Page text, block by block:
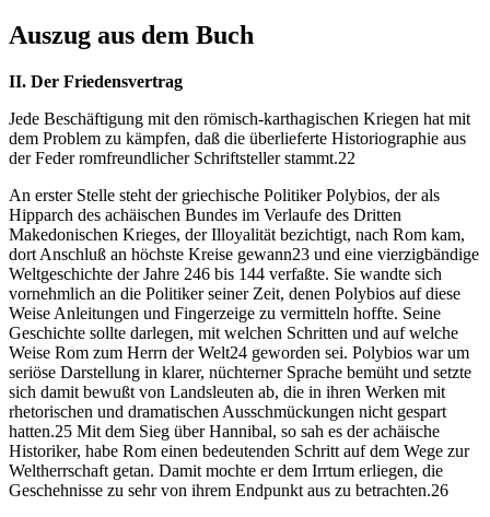
Auszug aus dem Buch
II. Der Friedensvertrag
Jede Beschäftigung mit den römisch-karthagischen Kriegen hat mit
dem Problem zu kämpfen, daß die überlieferte Historiographie aus
der Feder romfreundlicher Schriftsteller stammt.22
An erster Stelle steht der griechische Politiker Polybios, der als
Hipparch des achäischen Bundes im Verlaufe des Dritten
Makedonischen Krieges, der Illoyalität bezichtigt, nach Rom kam,
dort Anschluß an höchste Kreise gewann23 und eine vierzigbändige
Weltgeschichte der Jahre 246 bis 144 verfaßte. Sie wandte sich
vornehmlich an die Politiker seiner Zeit, denen Polybios auf diese
Weise Anleitungen und Fingerzeige zu vermitteln hoffte. Seine
Geschichte sollte darlegen, mit welchen Schritten und auf welche
Weise Rom zum Herrn der Welt24 geworden sei. Polybios war um
seriöse Darstellung in klarer, nüchterner Sprache bemüht und setzte
sich damit bewußt von Landsleuten ab, die in ihren Werken mit
rhetorischen und dramatischen Ausschmückungen nicht gespart
hatten.25 Mit dem Sieg über Hannibal, so sah es der achäische
Historiker, habe Rom einen bedeutenden Schritt auf dem Wege zur
Weltherrschaft getan. Damit mochte er dem Irrtum erliegen, die
Geschehnisse zu sehr von ihrem Endpunkt aus zu betrachten.26